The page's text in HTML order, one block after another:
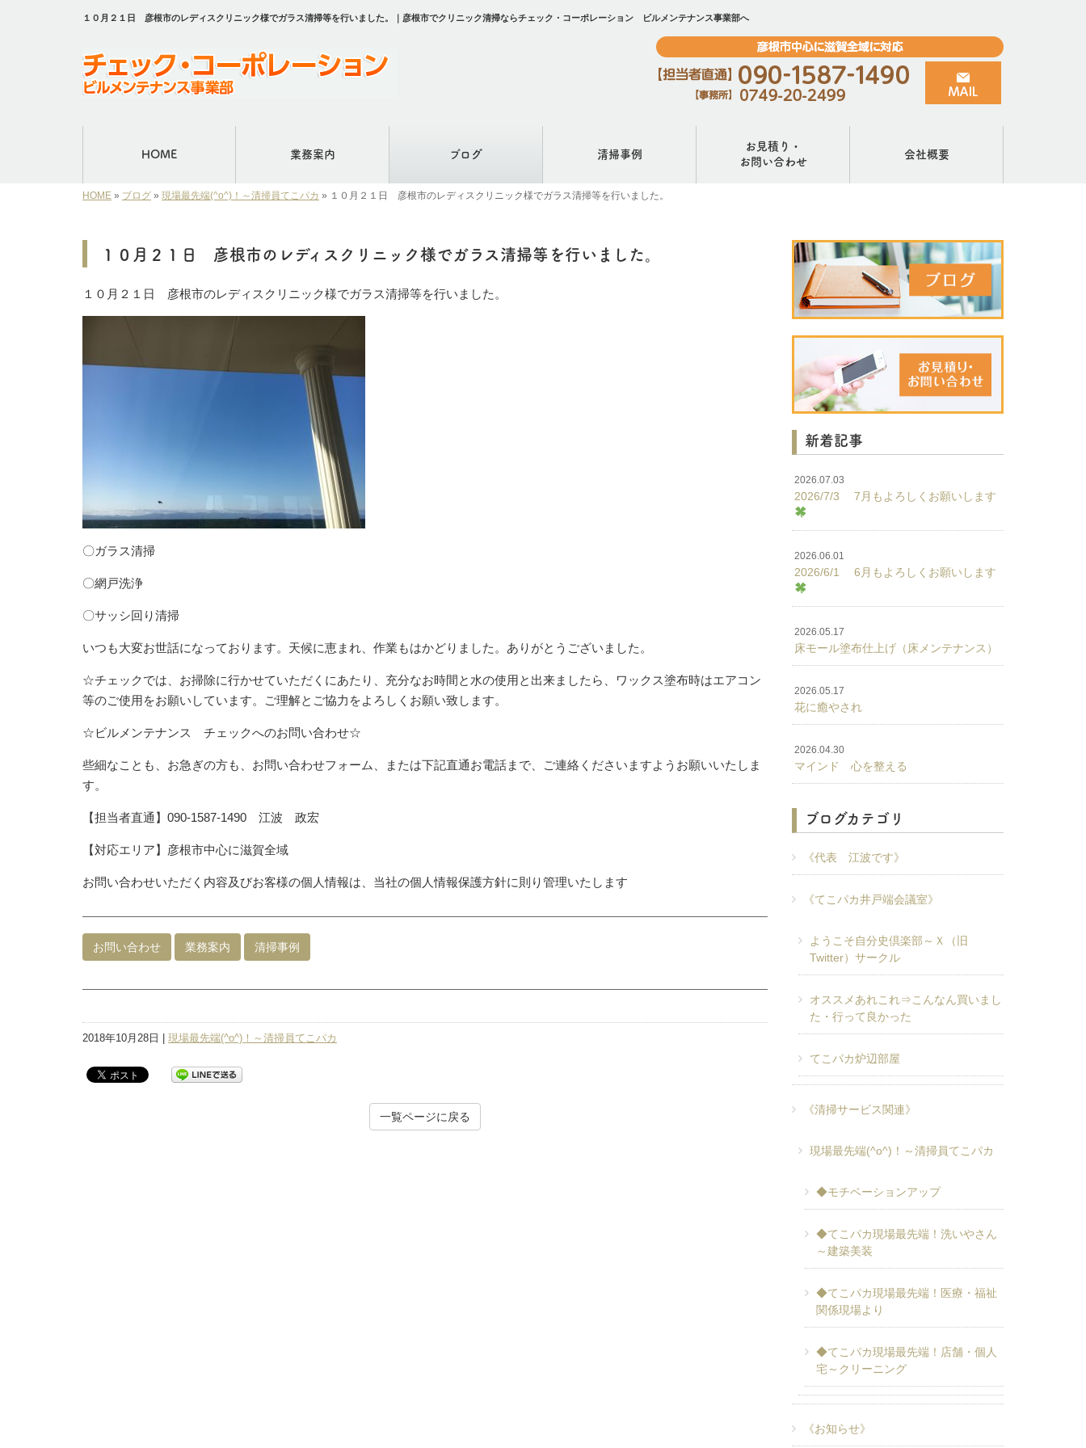
１０月２１日 彦根市のレディスクリニック様でガラス清掃等を行いました。｜彦根市でクリニック清掃ならチェック・コーポレーション ビルメンテナンス事業部へ
HOME 業務案内 ブログ 清掃事例
お見積り・
お問い合わせ
会社概要
HOME » ブログ » 現場最先端(^o^)！～清掃員てこパカ » １０月２１日 彦根市のレディスクリニック様でガラス清掃等を行いました。
１０月２１日 彦根市のレディスクリニック様でガラス清掃等を行いました。
１０月２１日 彦根市のレディスクリニック様でガラス清掃等を行いました。
〇ガラス清掃
〇網戸洗浄
〇サッシ回り清掃
いつも大変お世話になっております。天候に恵まれ、作業もはかどりました。ありがとうございました。
☆チェックでは、お掃除に行かせていただくにあたり、充分なお時間と水の使用と出来ましたら、ワックス塗布時はエアコン
等のご使用をお願いしています。ご理解とご協力をよろしくお願い致します。
☆ビルメンテナンス チェックへのお問い合わせ☆
些細なことも、お急ぎの方も、お問い合わせフォーム、または下記直通お電話まで、ご連絡くださいますようお願いいたしま
す。
【担当者直通】090-1587-1490 江波 政宏
【対応エリア】彦根市中心に滋賀全域
お問い合わせいただく内容及びお客様の個人情報は、当社の個人情報保護方針に則り管理いたします
お問い合わせ 業務案内 清掃事例
2018年10月28日 | 現場最先端(^o^)！～清掃員てこパカ
一覧ページに戻る
新着記事
2026.07.03
2026/7/3 7月もよろしくお願いします
2026.06.01
2026/6/1 6月もよろしくお願いします
2026.05.17
床モール塗布仕上げ（床メンテナンス）
2026.05.17
花に癒やされ
2026.04.30
マインド 心を整える
ブログカテゴリ
《代表 江波です》
《てこパカ井戸端会議室》
ようこそ自分史倶楽部～Ｘ（旧
Twitter）サークル
オススメあれこれ⇒こんなん買いまし
た・行って良かった
てこパカ炉辺部屋
《清掃サービス関連》
現場最先端(^o^)！～清掃員てこパカ
◆モチベーションアップ
◆てこパカ現場最先端！洗いやさん
～建築美装
◆てこパカ現場最先端！医療・福祉
関係現場より
◆てこパカ現場最先端！店舗・個人
宅～クリーニング
《お知らせ》